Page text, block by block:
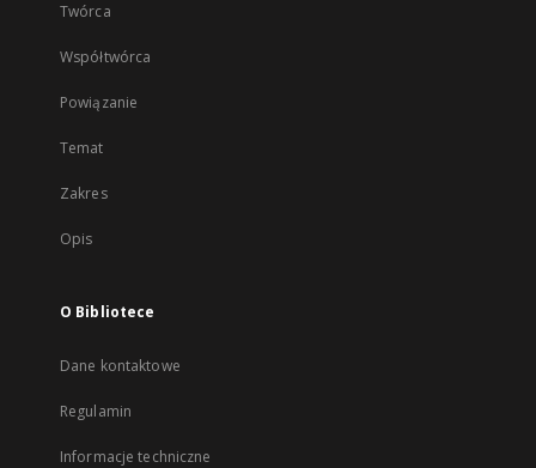
Twórca
Współtwórca
Powiązanie
Temat
Zakres
Opis
O Bibliotece
Dane kontaktowe
Regulamin
Informacje techniczne